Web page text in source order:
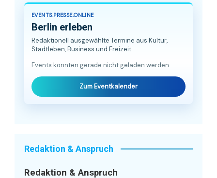
EVENTS.PRESSE.ONLINE
Berlin erleben
Redaktionell ausgewählte Termine aus Kultur,
Stadtleben, Business und Freizeit.
Events konnten gerade nicht geladen werden.
Zum Eventkalender
Redaktion & Anspruch
Redaktion & Anspruch